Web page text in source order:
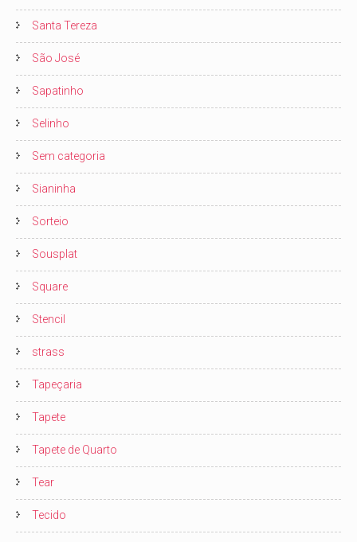
Santa Tereza
São José
Sapatinho
Selinho
Sem categoria
Sianinha
Sorteio
Sousplat
Square
Stencil
strass
Tapeçaria
Tapete
Tapete de Quarto
Tear
Tecido